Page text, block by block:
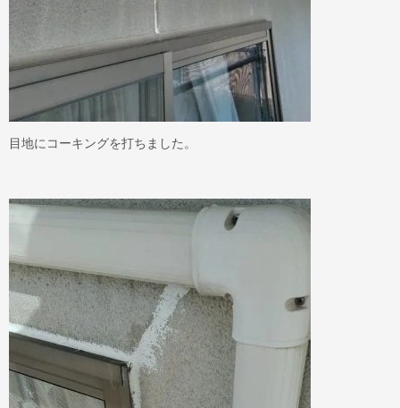
目地にコーキングを打ちました。